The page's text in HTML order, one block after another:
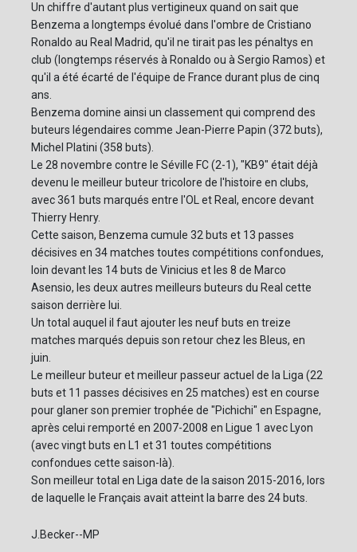
Un chiffre d'autant plus vertigineux quand on sait que
Benzema a longtemps évolué dans l'ombre de Cristiano
Ronaldo au Real Madrid, qu'il ne tirait pas les pénaltys en
club (longtemps réservés à Ronaldo ou à Sergio Ramos) et
qu'il a été écarté de l'équipe de France durant plus de cinq
ans.
Benzema domine ainsi un classement qui comprend des
buteurs légendaires comme Jean-Pierre Papin (372 buts),
Michel Platini (358 buts).
Le 28 novembre contre le Séville FC (2-1), "KB9" était déjà
devenu le meilleur buteur tricolore de l'histoire en clubs,
avec 361 buts marqués entre l'OL et Real, encore devant
Thierry Henry.
Cette saison, Benzema cumule 32 buts et 13 passes
décisives en 34 matches toutes compétitions confondues,
loin devant les 14 buts de Vinicius et les 8 de Marco
Asensio, les deux autres meilleurs buteurs du Real cette
saison derrière lui.
Un total auquel il faut ajouter les neuf buts en treize
matches marqués depuis son retour chez les Bleus, en
juin.
Le meilleur buteur et meilleur passeur actuel de la Liga (22
buts et 11 passes décisives en 25 matches) est en course
pour glaner son premier trophée de "Pichichi" en Espagne,
après celui remporté en 2007-2008 en Ligue 1 avec Lyon
(avec vingt buts en L1 et 31 toutes compétitions
confondues cette saison-là).
Son meilleur total en Liga date de la saison 2015-2016, lors
de laquelle le Français avait atteint la barre des 24 buts.
J.Becker--MP